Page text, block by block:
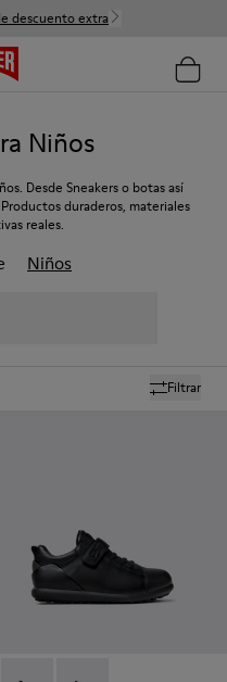
descuento extra
Niños
Desde Sneakers o botas así
duraderos, materiales
reales.
Niños
Filtrar